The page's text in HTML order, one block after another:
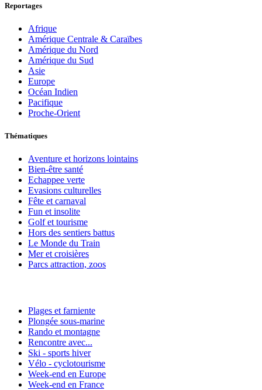
Reportages
Afrique
Amérique Centrale & Caraïbes
Amérique du Nord
Amérique du Sud
Asie
Europe
Océan Indien
Pacifique
Proche-Orient
Thématiques
Aventure et horizons lointains
Bien-être santé
Echappee verte
Evasions culturelles
Fête et carnaval
Fun et insolite
Golf et tourisme
Hors des sentiers battus
Le Monde du Train
Mer et croisières
Parcs attraction, zoos
Plages et farniente
Plongée sous-marine
Rando et montagne
Rencontre avec...
Ski - sports hiver
Vélo - cyclotourisme
Week-end en Europe
Week-end en France